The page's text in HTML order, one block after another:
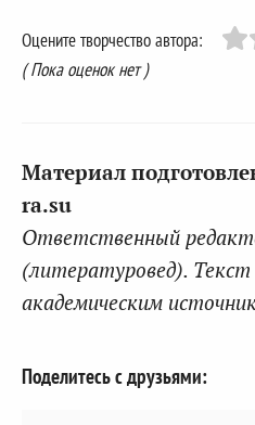
Оцените творчество автора:
( Пока оценок нет )
Материал
ra.su
Ответственный
(литературовед). Текст
академическим
Поделитесь с друзьями: